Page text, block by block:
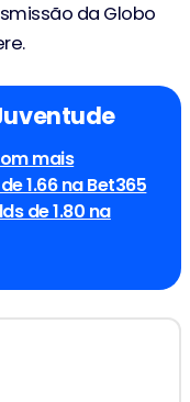
da Globo
mais
1.66 na Bet365
de 1.80 na